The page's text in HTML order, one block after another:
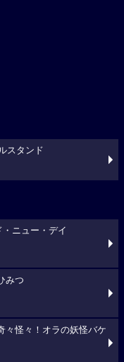
スタンド
ニュー・デイ
みつ
怪々！オラの妖怪バケ